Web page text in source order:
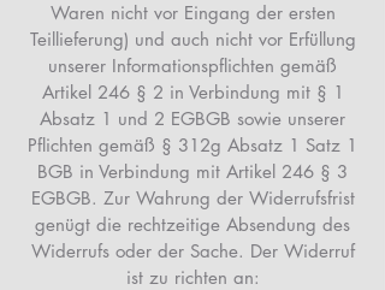
Waren nicht vor Eingang der ersten
Teillieferung) und auch nicht vor Erfüllung
unserer Informationspflichten gemäß
Artikel 246 § 2 in Verbindung mit § 1
Absatz 1 und 2 EGBGB sowie unserer
Pflichten gemäß § 312g Absatz 1 Satz 1
BGB in Verbindung mit Artikel 246 § 3
EGBGB. Zur Wahrung der Widerrufsfrist
genügt die rechtzeitige Absendung des
Widerrufs oder der Sache. Der Widerruf
ist zu richten an: